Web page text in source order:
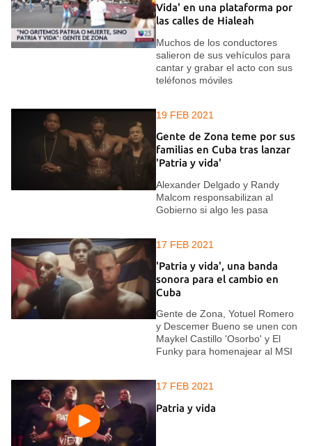
Vida' en una plataforma por
las calles de Hialeah
Muchos de los conductores
salieron de sus vehículos para
cantar y grabar el acto con sus
teléfonos móviles
19 FEB 2021
Gente de Zona teme por sus
familias en Cuba tras lanzar
'Patria y vida'
Alexander Delgado y Randy
Malcom responsabilizan al
Gobierno si algo les pasa
17 FEB 2021
'Patria y vida', una banda
sonora para el cambio en
Cuba
Gente de Zona, Yotuel Romero
y Descemer Bueno se unen con
Maykel Castillo 'Osorbo' y El
Funky para homenajear al MSI
17 FEB 2021
Patria y vida